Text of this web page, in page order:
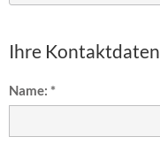
Ihre Kontaktdaten
Name: *